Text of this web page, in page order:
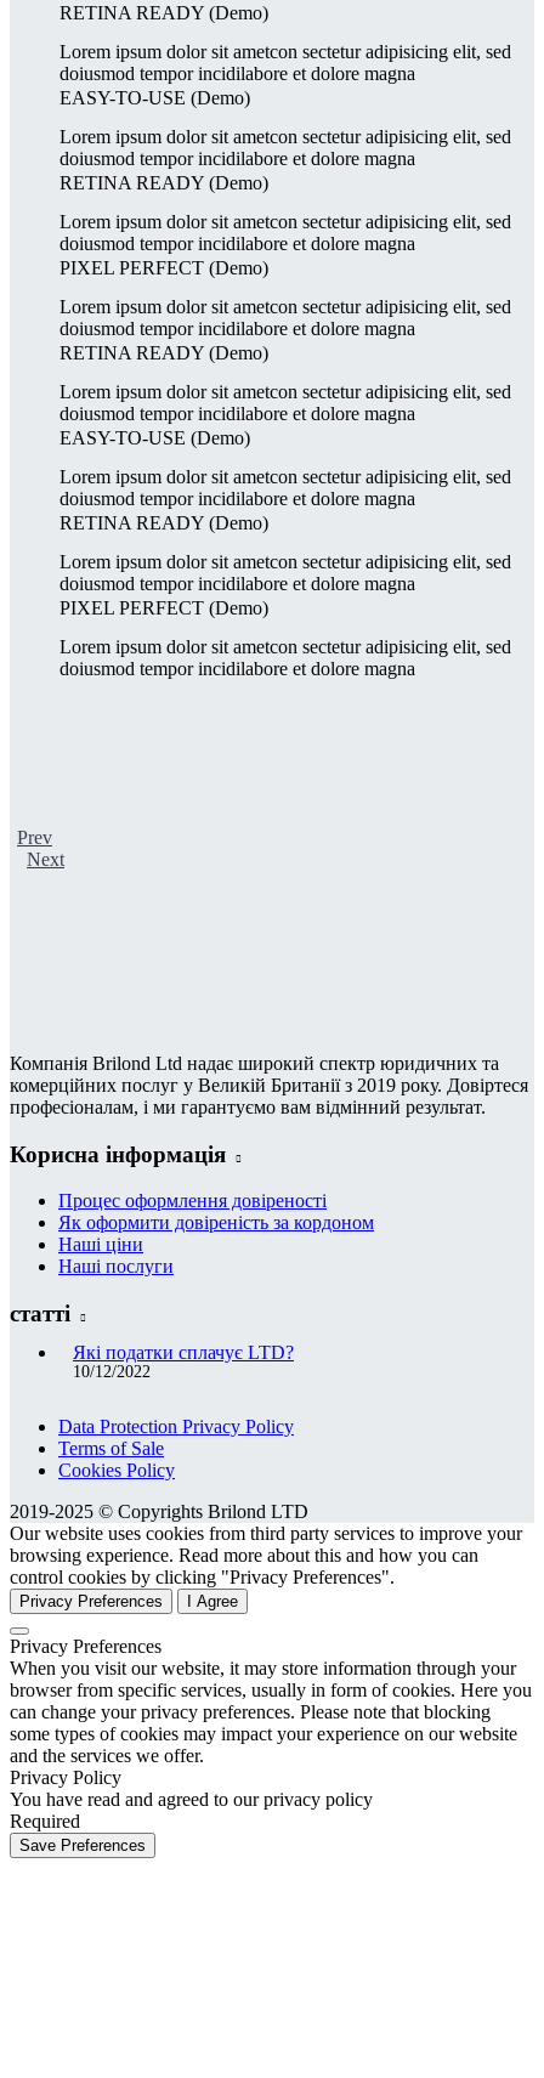
RETINA READY (Demo)
Lorem ipsum dolor sit ametcon sectetur adipisicing elit, sed
doiusmod tempor incidilabore et dolore magna
EASY-TO-USE (Demo)
Lorem ipsum dolor sit ametcon sectetur adipisicing elit, sed
doiusmod tempor incidilabore et dolore magna
RETINA READY (Demo)
Lorem ipsum dolor sit ametcon sectetur adipisicing elit, sed
doiusmod tempor incidilabore et dolore magna
PIXEL PERFECT (Demo)
Lorem ipsum dolor sit ametcon sectetur adipisicing elit, sed
doiusmod tempor incidilabore et dolore magna
RETINA READY (Demo)
Lorem ipsum dolor sit ametcon sectetur adipisicing elit, sed
doiusmod tempor incidilabore et dolore magna
EASY-TO-USE (Demo)
Lorem ipsum dolor sit ametcon sectetur adipisicing elit, sed
doiusmod tempor incidilabore et dolore magna
RETINA READY (Demo)
Lorem ipsum dolor sit ametcon sectetur adipisicing elit, sed
doiusmod tempor incidilabore et dolore magna
PIXEL PERFECT (Demo)
Lorem ipsum dolor sit ametcon sectetur adipisicing elit, sed
doiusmod tempor incidilabore et dolore magna
Prev
Next
Компанія Brilond Ltd надає широкий спектр юридичних та
комерційних послуг у Великій Британії з 2019 року. Довіртеся
професіоналам, і ми гарантуємо вам відмінний результат.
Корисна інформація
Процес оформлення довіреності
Як оформити довіреність за кордоном
Наші ціни
Наші послуги
статті
Які податки сплачує LTD?
10/12/2022
Data Protection Privacy Policy
Terms of Sale
Cookies Policy
2019-2025 © Copyrights Brilond LTD
Our website uses cookies from third party services to improve your
browsing experience. Read more about this and how you can
control cookies by clicking "Privacy Preferences".
Privacy Preferences I Agree
Privacy Preferences
When you visit our website, it may store information through your
browser from specific services, usually in form of cookies. Here you
can change your privacy preferences. Please note that blocking
some types of cookies may impact your experience on our website
and the services we offer.
Privacy Policy
You have read and agreed to our privacy policy
Required
Save Preferences